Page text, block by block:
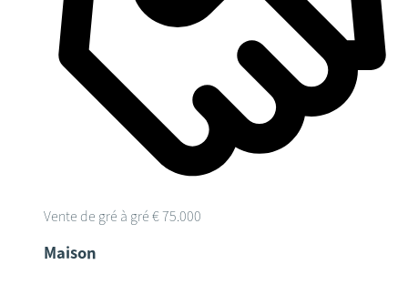
Vente de gré à gré € 75.000
Maison